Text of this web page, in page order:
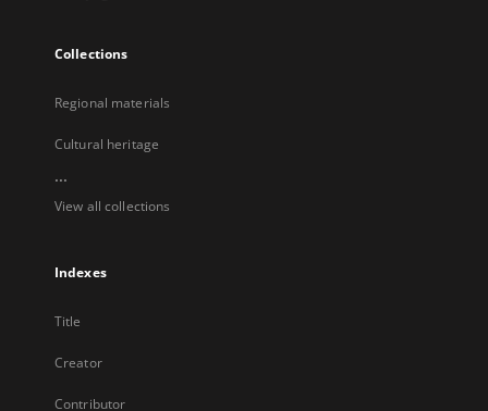
Collections
Regional materials
Cultural heritage
...
View all collections
Indexes
Title
Creator
Contributor